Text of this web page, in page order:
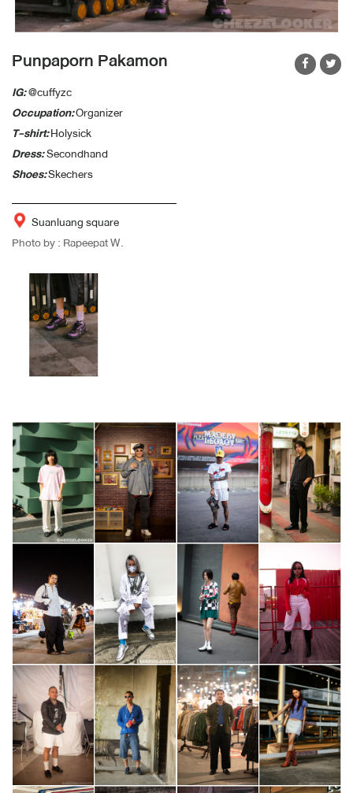
Punpaporn Pakamon
IG:@cuffyzc
Occupation:Organizer
T-shirt:Holysick
Dress:Secondhand
Shoes:Skechers
Suanluang square
Photo by : Rapeepat W.